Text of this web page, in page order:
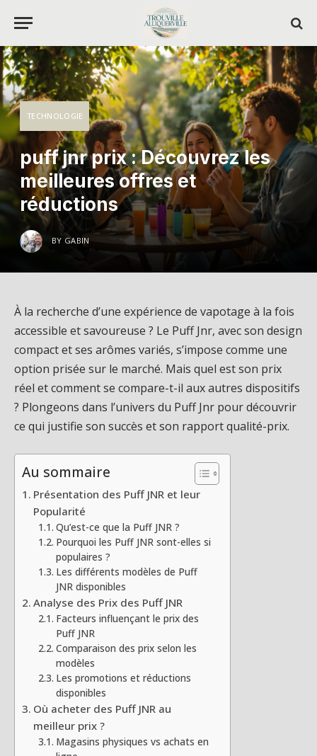
TECHNOLOGIE
puff jnr prix : Découvrez les
meilleures offres et
réductions
BY GABIN
À la recherche d’une expérience de vapotage à la fois
accessible et savoureuse ? Le Puff Jnr, avec son design
compact et ses arômes variés, s’impose comme une
option prisée sur le marché. Mais quel est son prix
réel et comment se compare-t-il aux autres dispositifs
? Plongeons dans l’univers du Puff Jnr pour découvrir
ce qui justifie son succès et son rapport qualité-prix.
Au sommaire
Présentation des Puff JNR et leur
Popularité
Qu’est-ce que la Puff JNR ?
Pourquoi les Puff JNR sont-elles si
populaires ?
Les différents modèles de Puff
JNR disponibles
Analyse des Prix des Puff JNR
Facteurs influençant le prix des
Puff JNR
Comparaison des prix selon les
modèles
Les promotions et réductions
disponibles
Où acheter des Puff JNR au
meilleur prix ?
Magasins physiques vs achats en